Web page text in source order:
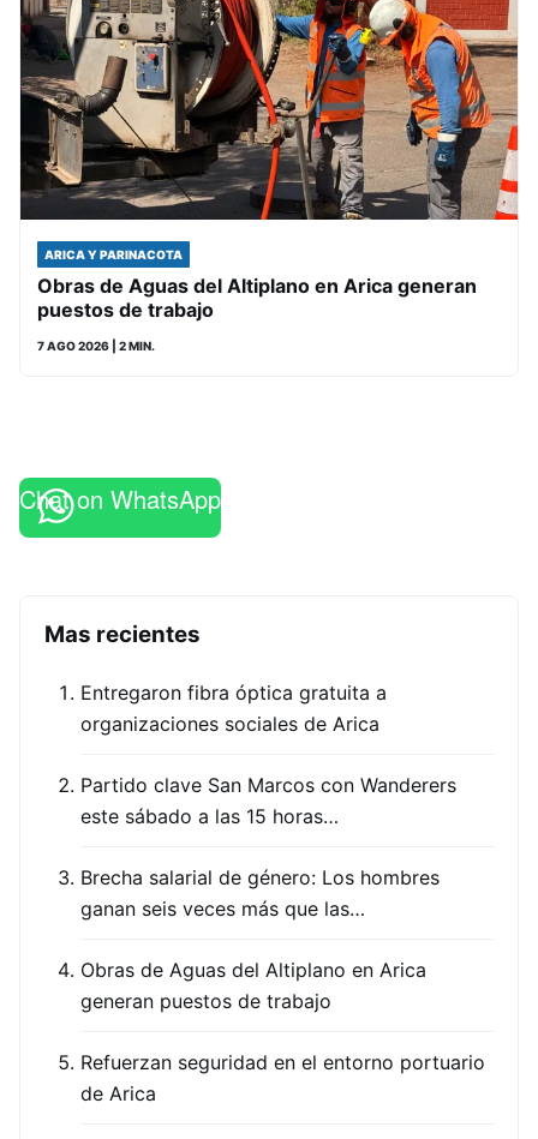
ARICA Y PARINACOTA
Obras de Aguas del Altiplano en Arica generan
puestos de trabajo
7 AGO 2026 | 2 MIN.
Chat on WhatsApp
Mas recientes
Entregaron fibra óptica gratuita a
organizaciones sociales de Arica
Partido clave San Marcos con Wanderers
este sábado a las 15 horas…
Brecha salarial de género: Los hombres
ganan seis veces más que las…
Obras de Aguas del Altiplano en Arica
generan puestos de trabajo
Refuerzan seguridad en el entorno portuario
de Arica